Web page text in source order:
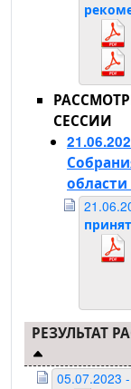
СЕССИИ
области
РЕЗУЛЬТАТ
05.07.2023